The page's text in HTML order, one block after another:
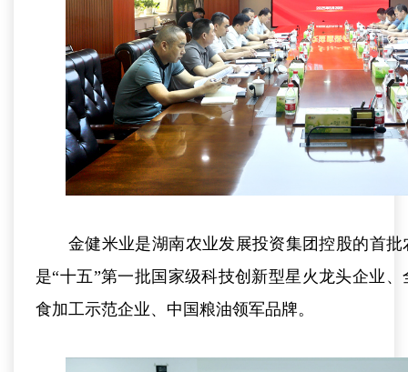
金健米业是湖南农业发展投资集团控股的首
是“十五”第一批国家级科技创新型星火龙头企业
食加工示范企业、中国粮油领军品牌。